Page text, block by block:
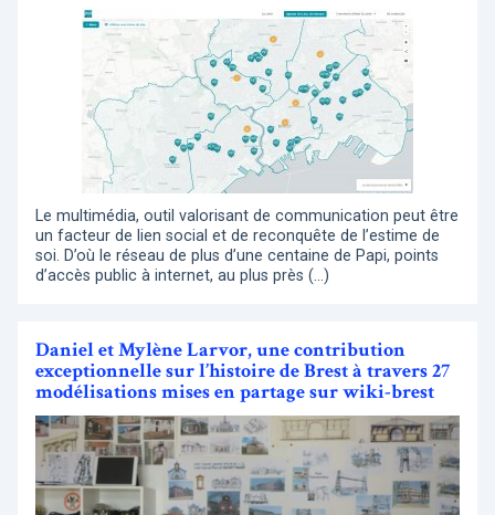
Le multimédia, outil valorisant de communication peut être
un facteur de lien social et de reconquête de l’estime de
soi. D’où le réseau de plus d’une centaine de Papi, points
d’accès public à internet, au plus près (…)
Daniel et Mylène Larvor, une contribution
exceptionnelle sur l’histoire de Brest à travers 27
modélisations mises en partage sur wiki-brest